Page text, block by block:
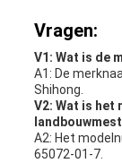
Vragen:
V1: Wat is de
A1: De
Shihong.
V2: Wat is het
A2: Het
65072-01-7.